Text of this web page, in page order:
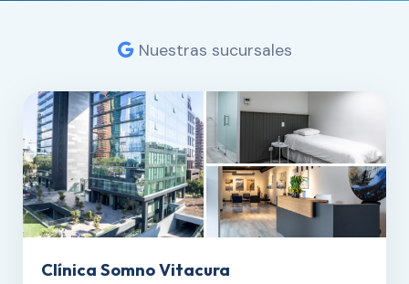
Nuestras sucursales
Clínica Somno Vitacura